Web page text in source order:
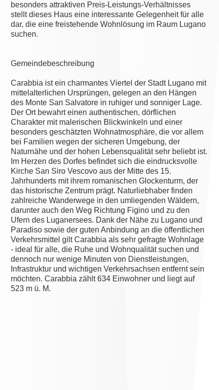
besonders attraktiven Preis-Leistungs-Verhältnisses
stellt dieses Haus eine interessante Gelegenheit für alle
dar, die eine freistehende Wohnlösung im Raum Lugano
suchen.
Gemeindebeschreibung
Carabbia ist ein charmantes Viertel der Stadt Lugano mit
mittelalterlichen Ursprüngen, gelegen an den Hängen
des Monte San Salvatore in ruhiger und sonniger Lage.
Der Ort bewahrt einen authentischen, dörflichen
Charakter mit malerischen Blickwinkeln und einer
besonders geschätzten Wohnatmosphäre, die vor allem
bei Familien wegen der sicheren Umgebung, der
Naturnähe und der hohen Lebensqualität sehr beliebt ist.
Im Herzen des Dorfes befindet sich die eindrucksvolle
Kirche San Siro Vescovo aus der Mitte des 15.
Jahrhunderts mit ihrem romanischen Glockenturm, der
das historische Zentrum prägt. Naturliebhaber finden
zahlreiche Wanderwege in den umliegenden Wäldern,
darunter auch den Weg Richtung Figino und zu den
Ufern des Luganersees. Dank der Nähe zu Lugano und
Paradiso sowie der guten Anbindung an die öffentlichen
Verkehrsmittel gilt Carabbia als sehr gefragte Wohnlage
- ideal für alle, die Ruhe und Wohnqualität suchen und
dennoch nur wenige Minuten von Dienstleistungen,
Infrastruktur und wichtigen Verkehrsachsen entfernt sein
möchten. Carabbia zählt 634 Einwohner und liegt auf
523 m ü. M.